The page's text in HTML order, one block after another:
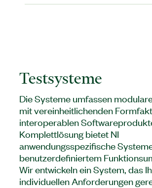
Testsysteme
Die Systeme umfassen
mit vereinheitlichenden
interoperablen
Komplettlösung bietet NI
anwendungsspezifische
benutzerdefiniertem
Wir entwickeln ein System, das
individuellen Anforderungen